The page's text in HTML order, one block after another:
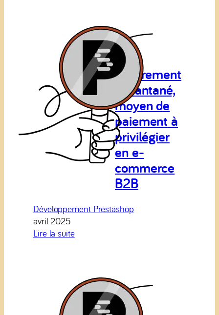
par
déclinaison
PrestashopLe virement
instantané,
moyen de
paiement à
privilégier
en e-
commerce
B2B
Développement Prestashop
avril 2025
Lire la suite:
moyen
de
paiement